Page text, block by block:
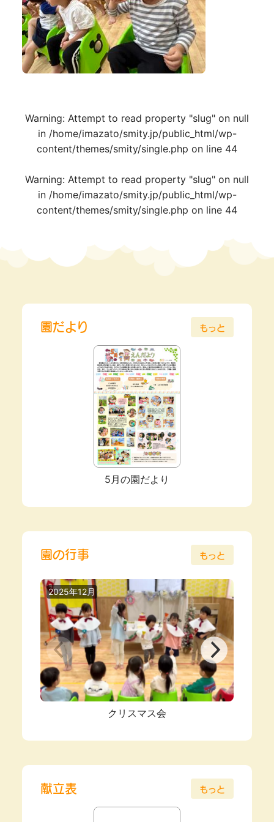
Warning: Attempt to read property "slug" on null
in /home/imazato/smity.jp/public_html/wp-
content/themes/smity/single.php on line 44
Warning: Attempt to read property "slug" on null
in /home/imazato/smity.jp/public_html/wp-
content/themes/smity/single.php on line 44
園だより もっと
5月の園だより
園の行事 もっと
2025年12月
クリスマス会
献立表 もっと